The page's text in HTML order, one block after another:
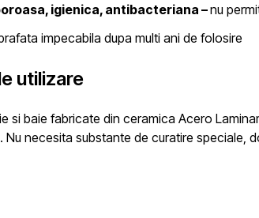
igienica, antibacteriana –nu
impecabila dupa multi ani de folosire
utilizare
si baie fabricate din ceramica Acero
Nu necesita substante de curatire speciale,